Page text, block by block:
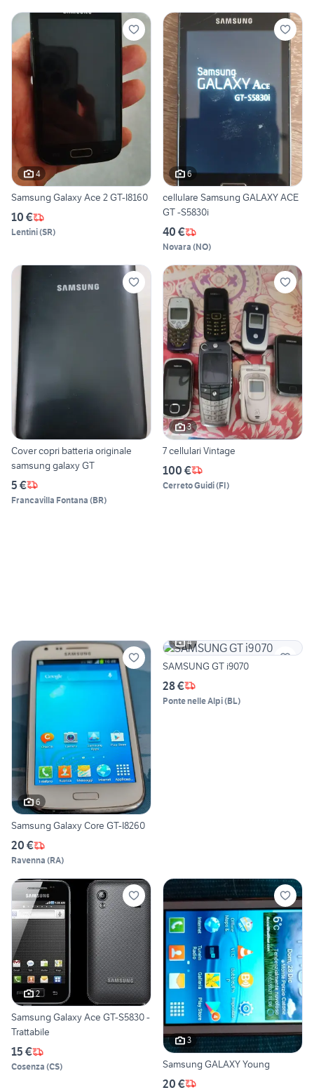
4
Samsung Galaxy Ace 2 GT-I8160
10 €
Lentini(SR)
6
cellulare Samsung GALAXY ACE
GT -S5830i
40 €
Novara (NO)
Cover copri batteria originale
samsung galaxy GT
5 €
Francavilla Fontana (BR)
3
7 cellulari Vintage
100 €
Cerreto Guidi(FI)
6
Samsung Galaxy Core GT-I8260
20 €
Ravenna (RA)
4
SAMSUNG GT i9070
28 €
Ponte nelle Alpi(BL)
2
Samsung Galaxy Ace GT-S5830 -
Trattabile
15 €
Cosenza (CS)
3
Samsung GALAXY Young
20 €